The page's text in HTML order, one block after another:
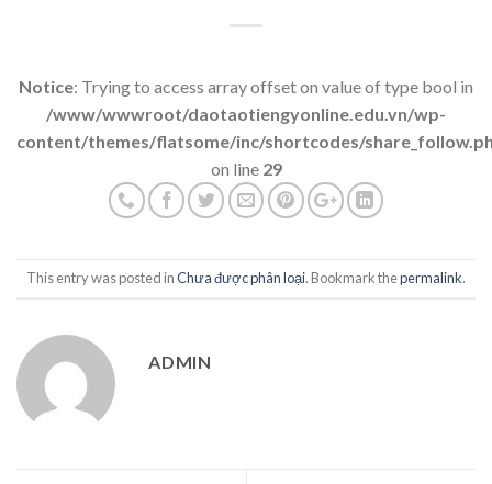
Notice: Trying to access array offset on value of type bool in
/www/wwwroot/daotaotiengyonline.edu.vn/wp-
content/themes/flatsome/inc/shortcodes/
on line 29
This entry was posted inChưa được phân loại. Bookmark thepermalink.
ADMIN